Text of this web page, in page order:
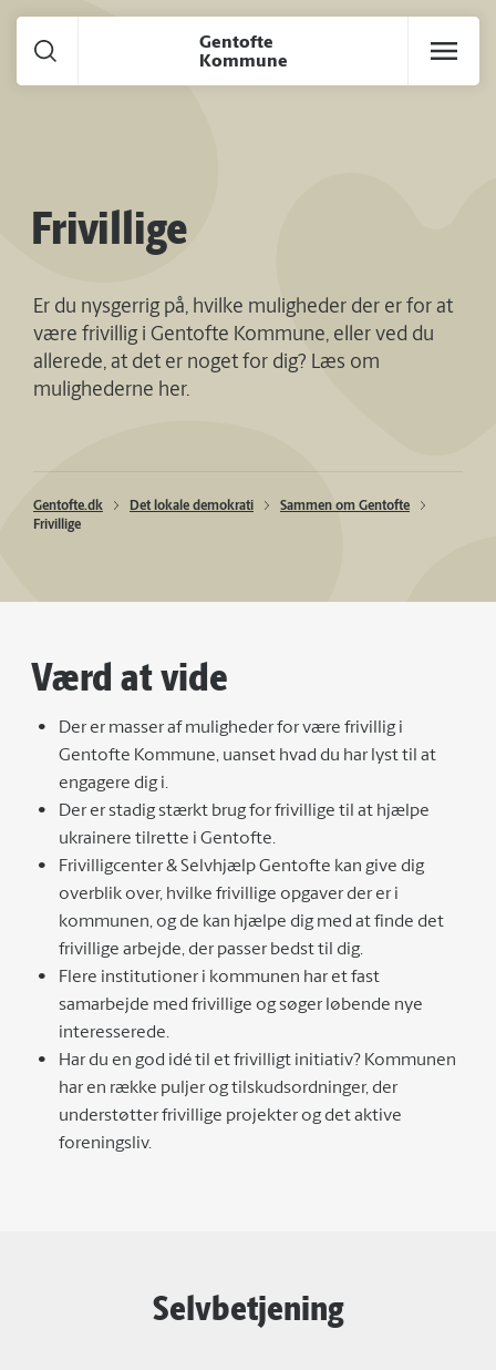
Gentofte
Kommune
Frivillige
Er du nysgerrig på, hvilke muligheder der er for at
være frivillig i Gentofte Kommune, eller ved du
allerede, at det er noget for dig? Læs om
mulighederne her.
Gentofte.dk Det lokale demokrati
Sammen om Gentofte
Frivillige
Værd at vide
Der er masser af muligheder for være frivillig i
Gentofte Kommune, uanset hvad du har lyst til at
engagere dig i.
Der er stadig stærkt brug for frivillige til at hjælpe
ukrainere tilrette i Gentofte.
Frivilligcenter & Selvhjælp Gentofte kan give dig
overblik over, hvilke frivillige opgaver der er i
kommunen, og de kan hjælpe dig med at finde det
frivillige arbejde, der passer bedst til dig.
Flere institutioner i kommunen har et fast
samarbejde med frivillige og søger løbende nye
interesserede.
Har du en god idé til et frivilligt initiativ? Kommunen
har en række puljer og tilskudsordninger, der
understøtter frivillige projekter og det aktive
foreningsliv.
Selvbetjening